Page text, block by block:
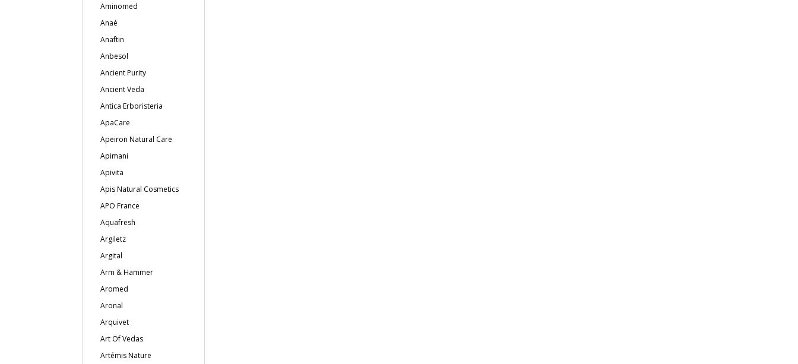
Aminomed
Anaé
Anaftin
Anbesol
Ancient Purity
Ancient Veda
Antica Erboristeria
ApaCare
Apeiron Natural Care
Apimani
Apivita
Apis Natural Cosmetics
APO France
Aquafresh
Argiletz
Argital
Arm & Hammer
Aromed
Aronal
Arquivet
Art Of Vedas
Artémis Nature